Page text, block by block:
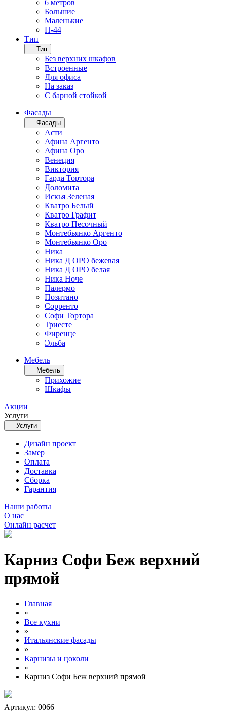
6 метров
Большие
Маленькие
П-44
Тип
Тип
Без верхних шкафов
Встроенные
Для офиса
На заказ
С барной стойкой
Фасады
Фасады
Асти
Афина Аргенто
Афина Оро
Венеция
Виктория
Гарда Тортора
Доломита
Искья Зеленая
Кватро Белый
Кватро Графит
Кватро Песочный
Монтебьянко Аргенто
Монтебьянко Оро
Ника
Ника Д ОРО бежевая
Ника Д ОРО белая
Ника Ноче
Палермо
Позитано
Сорренто
Софи Тортора
Триесте
Фиренце
Эльба
Мебель
Мебель
Прихожие
Шкафы
Акции
Услуги
Услуги
Дизайн проект
Замер
Оплата
Доставка
Сборка
Гарантия
Наши работы
О нас
Онлайн расчет
Карниз Софи Беж верхний
прямой
Главная
»
Все кухни
»
Итальянские фасады
»
Карнизы и цоколи
»
Карниз Софи Беж верхний прямой
Артикул: 0066